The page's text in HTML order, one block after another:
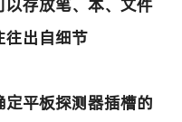
存放笔、本、文件
往出自细节
平板探测器插槽的